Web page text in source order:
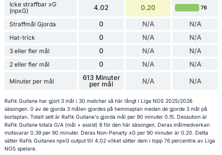
Icke straffbar xG
(npxG)
4.02 0.20 76
Straffmål Gjorda 0 N/A N/A
Hat-trick 0 N/A N/A
3 eller fler mål 0 N/A N/A
2 eller fler mål 0 N/A N/A
Minuter per mål
613 Minuter
per mål
N/A N/A
Rafik Guitane har gjort 3 mål i 30 matcher så här långt i Liga NOS 2025/2026
säsongen. 0 av de gjorda 3 målen gjordes på hemmaplan medan de gjorde 3 mål på
bortaplan. Totalt sett är Rafik Guitane's gjorda mål per 90 minuter 0.15. Dessutom är
Rafik Guitane totala G/A (mål + assist) 8 för den här säsongen. Deras målmedverkan
motsvarar 0.39 per 90 minuter. Deras Non-Penalty xG per 90 minuter är 0.20. Detta
sätter Rafik Guitanes npxG output till 4.02 vilket sätter dem i topp 76 percentile av Liga
NOS spelare.